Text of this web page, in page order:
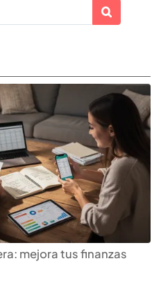
mejora tus finanzas